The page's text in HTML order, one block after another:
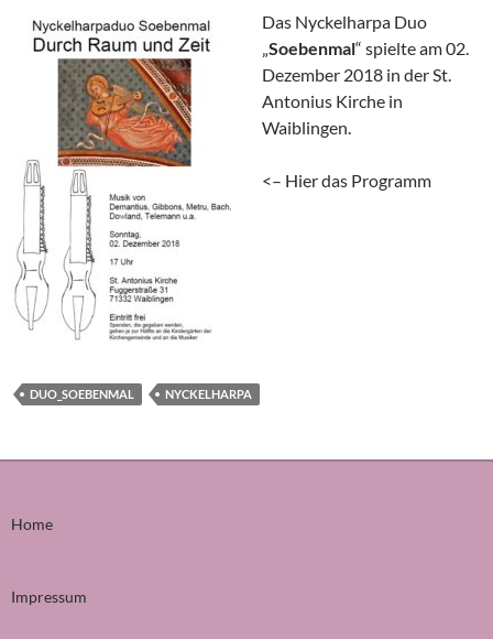
Das Nyckelharpa Duo
„Soebenmal“ spielte am 02.
Dezember 2018 in der St.
Antonius Kirche in
Waiblingen.
<– Hier das Programm
DUO_SOEBENMAL NYCKELHARPA
Home
Impressum